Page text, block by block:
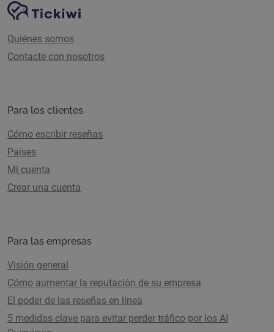
Navegación del sitio
Plataforma Tickiwi
Quiénes somos
Contacte con nosotros
Para los clientes
Cómo escribir reseñas
Países
Mi cuenta
Crear una cuenta
Para las empresas
Visión general
Cómo aumentar la reputación de su empresa
El poder de las reseñas en línea
5 medidas clave para evitar perder tráfico por los AI